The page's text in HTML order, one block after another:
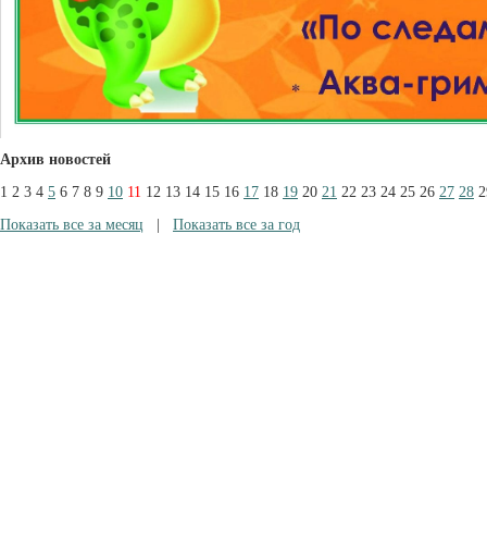
Архив новостей
1 2 3 4 5 6 7 8 9 10 11 12 13 14 15 16 17 18 19 20 21 22 23 24 25 26 27 28
Показать все за месяц
Показать все за год